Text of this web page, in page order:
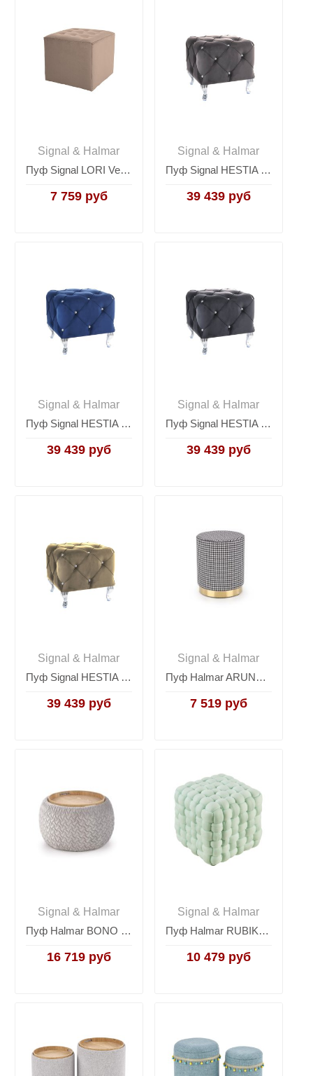
Signal & Halmar
Пуф Signal LORI Velvet Bluvel 28 (бежевый)
7 759 руб
Signal & Halmar
Пуф Signal HESTIA K VELVET (серый/серебряный)
39 439 руб
Signal & Halmar
Пуф Signal HESTIA K VELVET (темно-синий/серебряный)
39 439 руб
Signal & Halmar
Пуф Signal HESTIA K VELVET (черный/серебряный)
39 439 руб
Signal & Halmar
Пуф Signal HESTIA K VELVET (бежевый/серебряный)
39 439 руб
Signal & Halmar
Пуф Halmar ARUNA (черный/белый/золотой)
7 519 руб
Signal & Halmar
Пуф Halmar BONO (светло-серый)
16 719 руб
Signal & Halmar
Пуф Halmar RUBIK (светло-зеленый)
10 479 руб